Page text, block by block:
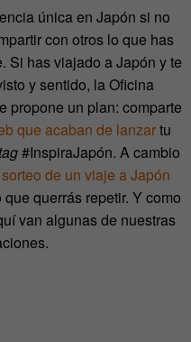
única en Japón si no
con otros lo que has
Si has viajado a Japón y te
y sentido, la Oficina
propone un plan: comparte
que acaban de lanzartu
#InspiraJapón. A cambio
de un viaje a Japón
querrás repetir. Y como
van algunas de nuestras